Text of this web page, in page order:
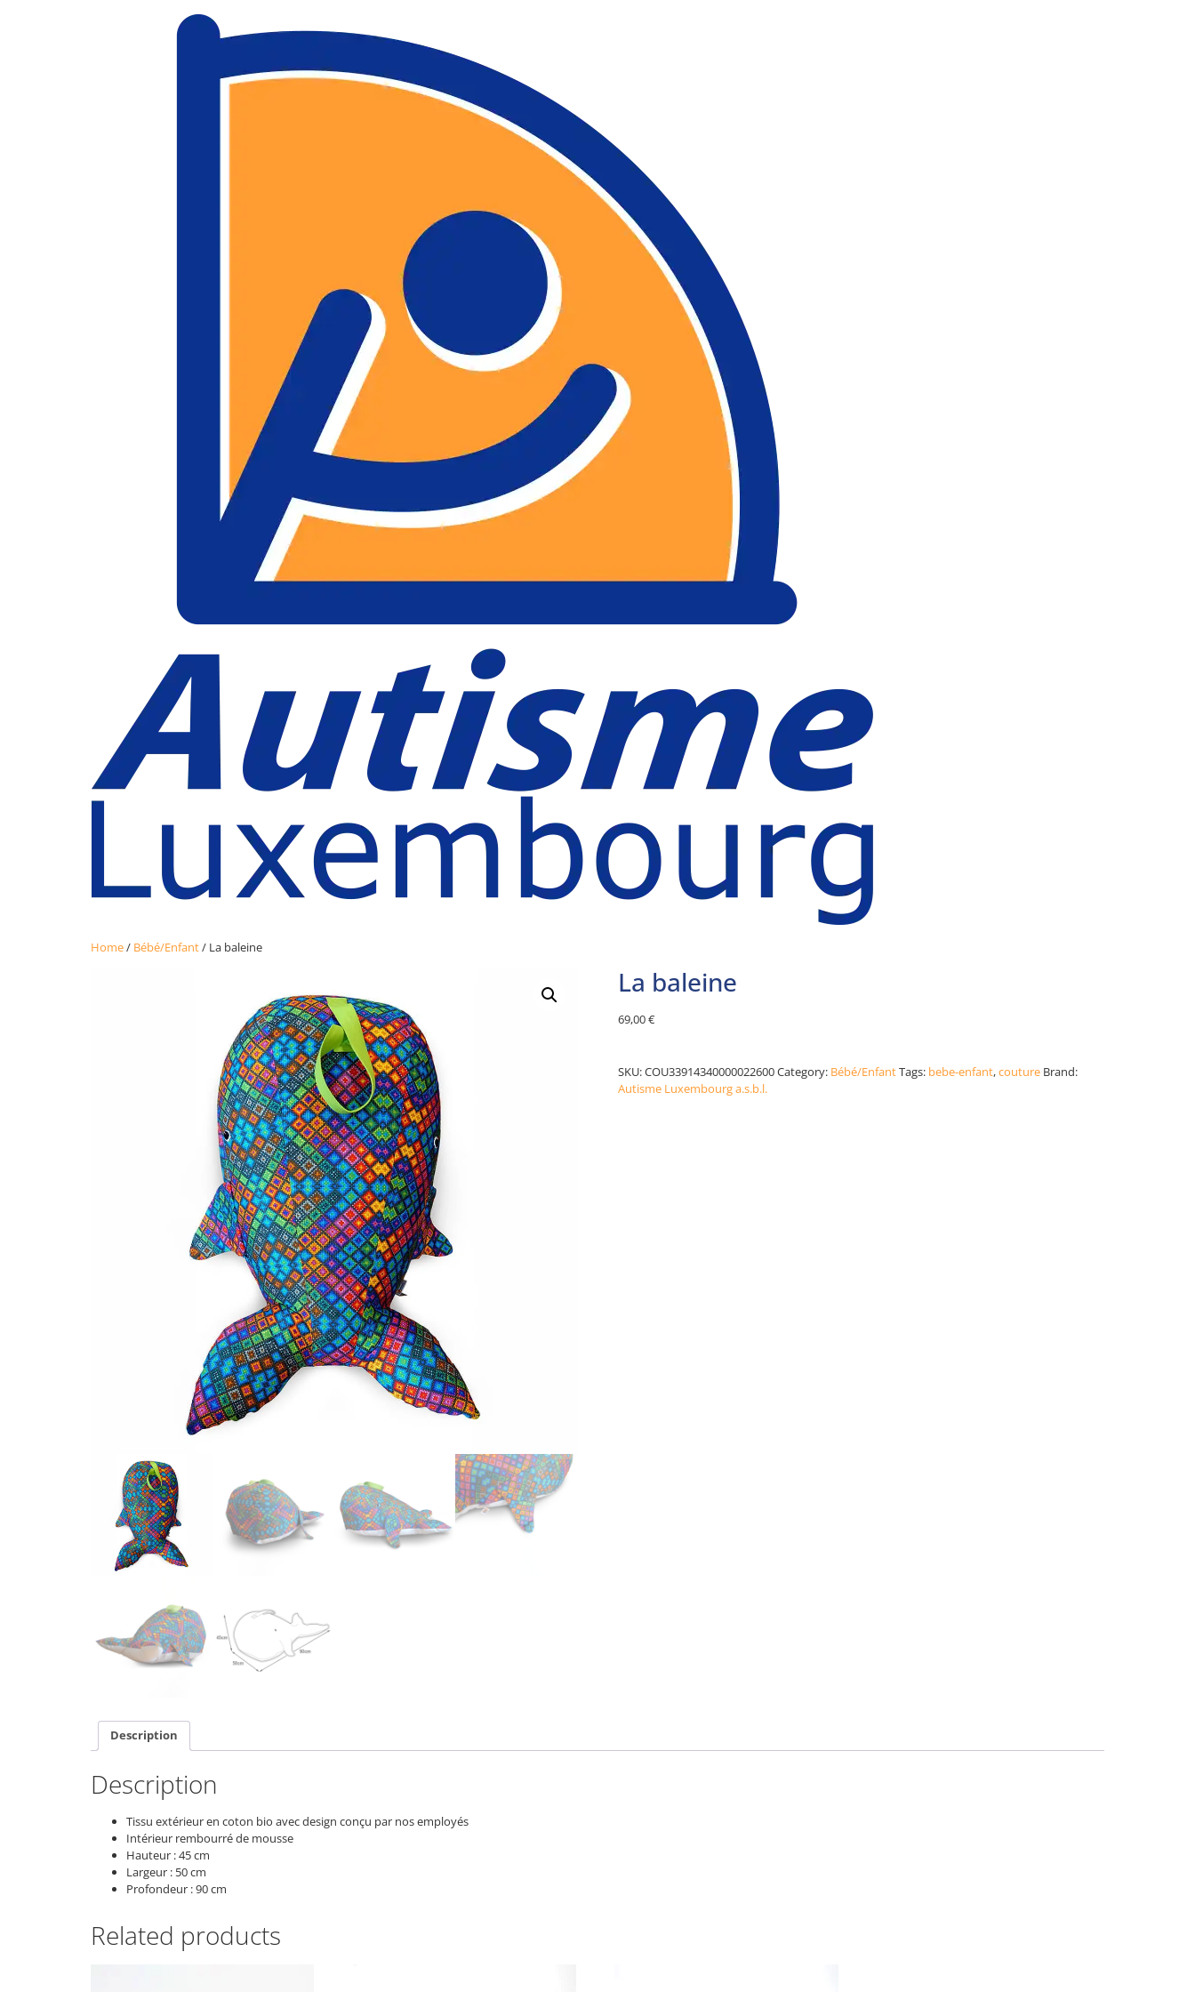
Home/ Bébé/Enfant/ La baleine
La baleine
69,00€
SKU:COU33914340000022600Category: Bébé/EnfantTags: bebe-enfant,couture Brand:
Autisme Luxembourg a.s.b.l.
Description
Description
Tissu extérieur en coton bio avec design conçu par nos employés
Intérieur rembourré de mousse
Hauteur : 45 cm
Largeur : 50 cm
Profondeur : 90 cm
Related products